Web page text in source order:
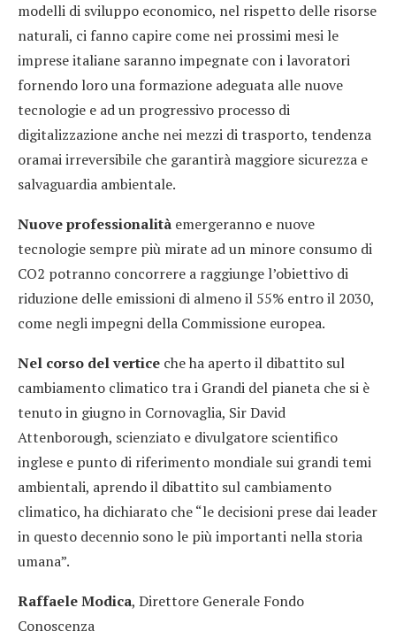
modelli di sviluppo economico, nel rispetto delle risorse
naturali, ci fanno capire come nei prossimi mesi le
imprese italiane saranno impegnate con i lavoratori
fornendo loro una formazione adeguata alle nuove
tecnologie e ad un progressivo processo di
digitalizzazione anche nei mezzi di trasporto, tendenza
oramai irreversibile che garantirà maggiore sicurezza e
salvaguardia ambientale.
Nuove professionalità emergeranno e nuove
tecnologie sempre più mirate ad un minore consumo di
CO2 potranno concorrere a raggiunge l’obiettivo di
riduzione delle emissioni di almeno il 55% entro il 2030,
come negli impegni della Commissione europea.
Nel corso del vertice che ha aperto il dibattito sul
cambiamento climatico tra i Grandi del pianeta che si è
tenuto in giugno in Cornovaglia, Sir David
Attenborough, scienziato e divulgatore scientifico
inglese e punto di riferimento mondiale sui grandi temi
ambientali, aprendo il dibattito sul cambiamento
climatico, ha dichiarato che “le decisioni prese dai leader
in questo decennio sono le più importanti nella storia
umana”.
Raffaele Modica, Direttore Generale Fondo
Conoscenza